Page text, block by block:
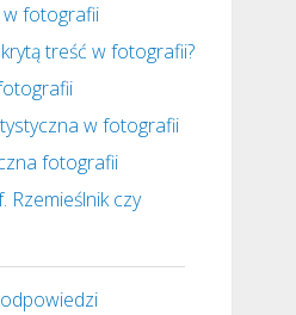
w fotografii
treść w fotografii?
w fotografii
fotografii
czy